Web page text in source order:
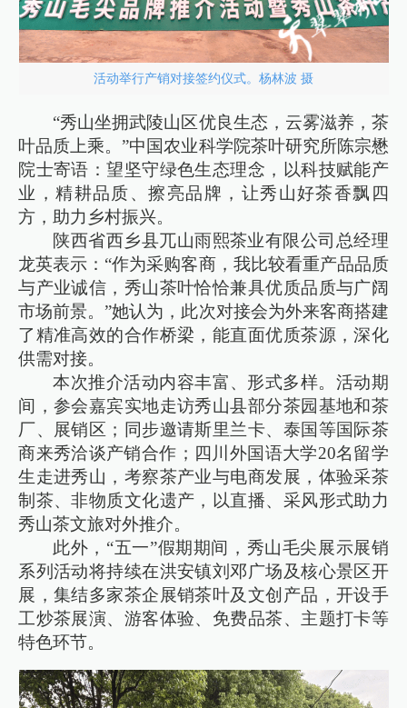
活动举行产销对接签约仪式。杨林波 摄
“秀山坐拥武陵山区优良生态，云雾滋养，茶
叶品质上乘。”中国农业科学院茶叶研究所陈宗懋
院士寄语：望坚守绿色生态理念，以科技赋能产
业，精耕品质、擦亮品牌，让秀山好茶香飘四
方，助力乡村振兴。
陕西省西乡县兀山雨熙茶业有限公司总经理
龙英表示：“作为采购客商，我比较看重产品品质
与产业诚信，秀山茶叶恰恰兼具优质品质与广阔
市场前景。”她认为，此次对接会为外来客商搭建
了精准高效的合作桥梁，能直面优质茶源，深化
供需对接。
本次推介活动内容丰富、形式多样。活动期
间，参会嘉宾实地走访秀山县部分茶园基地和茶
厂、展销区；同步邀请斯里兰卡、泰国等国际茶
商来秀洽谈产销合作；四川外国语大学20名留学
生走进秀山，考察茶产业与电商发展，体验采茶
制茶、非物质文化遗产，以直播、采风形式助力
秀山茶文旅对外推介。
此外，“五一”假期期间，秀山毛尖展示展销
系列活动将持续在洪安镇刘邓广场及核心景区开
展，集结多家茶企展销茶叶及文创产品，开设手
工炒茶展演、游客体验、免费品茶、主题打卡等
特色环节。